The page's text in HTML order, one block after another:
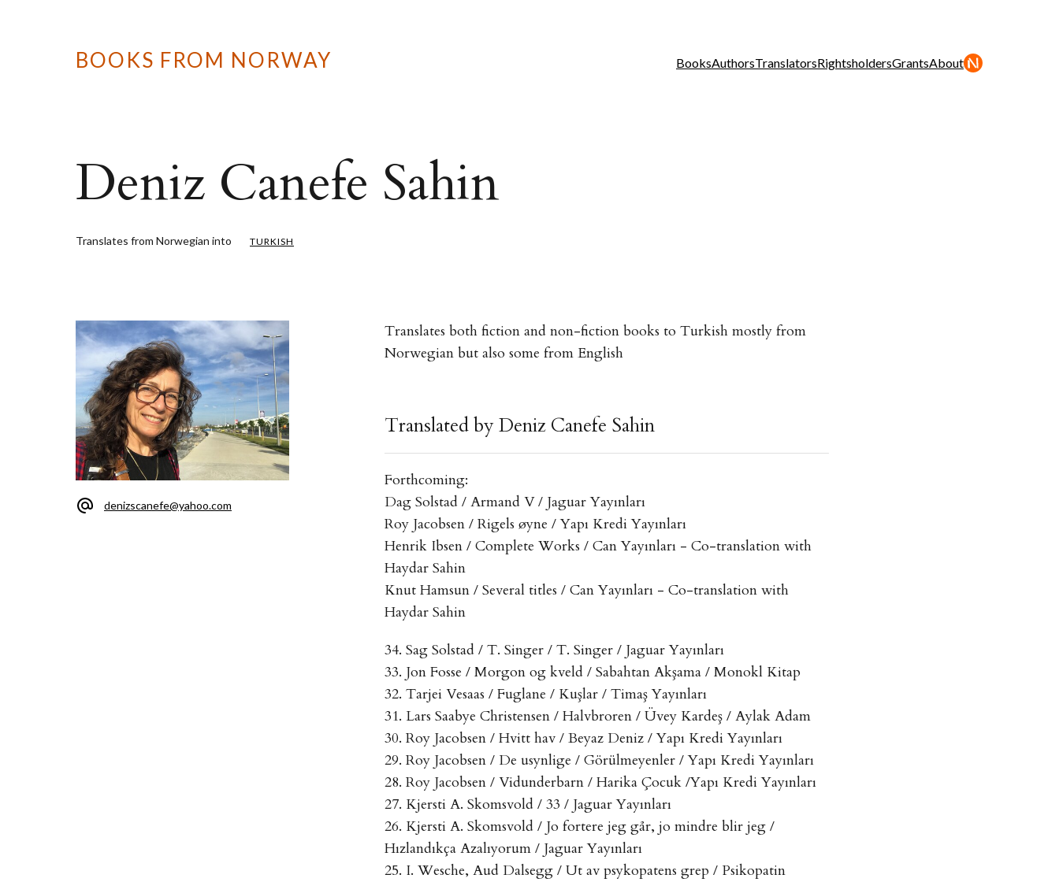
BOOKS FROM NORWAY BooksAuthorsTranslatorsRightsholdersGrantsAbout
Deniz Canefe Sahin
Translates from Norwegian into TURKISH
denizscanefe@yahoo.com
Translates both fiction and non-fiction books to Turkish mostly from
Norwegian but also some from English
Translated by Deniz Canefe Sahin
Forthcoming:
Dag Solstad / Armand V / Jaguar Yayınları
Roy Jacobsen / Rigels øyne / Yapı Kredi Yayınları
Henrik Ibsen / Complete Works / Can Yayınları - Co-translation with
Haydar Sahin
Knut Hamsun / Several titles / Can Yayınları - Co-translation with
Haydar Sahin
34. Sag Solstad / T. Singer / T. Singer / Jaguar Yayınları
33. Jon Fosse / Morgon og kveld / Sabahtan Akşama / Monokl Kitap
32. Tarjei Vesaas / Fuglane / Kuşlar / Timaş Yayınları
31. Lars Saabye Christensen / Halvbroren / Üvey Kardeş / Aylak Adam
30. Roy Jacobsen / Hvitt hav / Beyaz Deniz / Yapı Kredi Yayınları
29. Roy Jacobsen / De usynlige / Görülmeyenler / Yapı Kredi Yayınları
28. Roy Jacobsen / Vidunderbarn / Harika Çocuk /Yapı Kredi Yayınları
27. Kjersti A. Skomsvold / 33 / Jaguar Yayınları
26. Kjersti A. Skomsvold / Jo fortere jeg går, jo mindre blir jeg /
Hızlandıkça Azalıyorum / Jaguar Yayınları
25. I. Wesche, Aud Dalsegg / Ut av psykopatens grep / Psikopatin